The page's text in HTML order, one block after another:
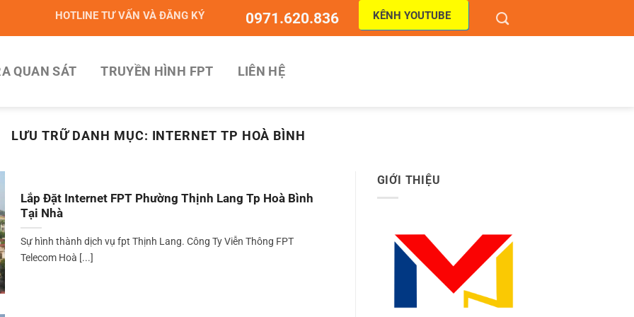
HOTLINE TƯ VẤN VÀ ĐĂNG KÝ 0971.620.836 KÊNH YOUTUBE
QUAN SÁT TRUYỀN HÌNH FPT LIÊN HỆ
LƯU TRỮ DANH MỤC: INTERNET TP HOÀ BÌNH
Lắp Đặt Internet FPT Phường Thịnh Lang Tp Hoà Bình
Tại Nhà
Sự hình thành dịch vụ fpt Thịnh Lang. Công Ty Viễn Thông FPT
Telecom Hoà [...]
GIỚI THIỆU